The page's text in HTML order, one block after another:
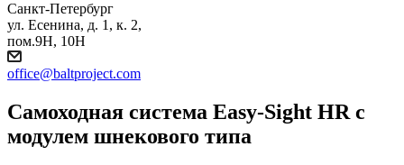
Санкт-Петербург
ул. Есенина, д. 1, к. 2,
пом.9Н, 10Н
office@baltproject.com
Самоходная система Easy-Sight HR с
модулем шнекового типа